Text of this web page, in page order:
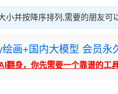
小并按降序排列,需要的朋友可
画+国内大模型 会员永
翻身，你先需要一个靠谱的工具